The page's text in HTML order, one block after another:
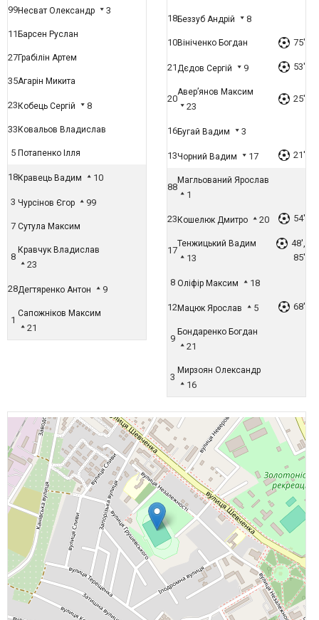
99Несват Олександр 3
11 Барсен Руслан
27Грабілін Артем
35Агарін Микита
23 Кобець Сергій 8
33 Ковальов Владислав
5 Потапенко Ілля
18Кравець Вадим 10
3 Чурсінов Єгор 99
7 Сутула Максим
8
Кравчук Владислав
23
28Дегтяренко Антон 9
1
Сапожніков Максим
21
18Беззуб Андрій 8
10Вініченко Богдан 75'
21Дєдов Сергій 9 53'
20
Авер’янов Максим
23
25'
16Бугай Вадим 3
13Чорний Вадим 17 21'
88
Магльований Ярослав
1
23 Кошелюк Дмитро 20 54'
17
Тенжицький Вадим
13
48',
85'
8 Оліфір Максим 18
12Мацюк Ярослав 5 68'
9
Бондаренко Богдан
21
3
Мирзоян Олександр
16